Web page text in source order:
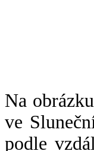
Na
ve
podle